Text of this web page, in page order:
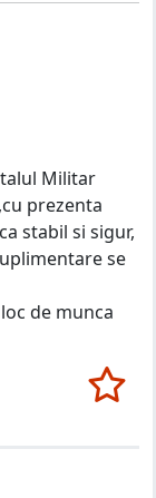
Militar
prezenta
stabil si sigur,
se
de munca